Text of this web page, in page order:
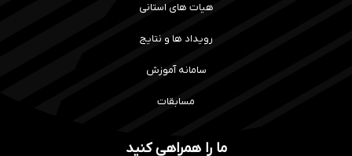
هیات های استانی
رویداد ها و نتایج
سامانه آموزش
مسابقات
ما را همراهی کنید